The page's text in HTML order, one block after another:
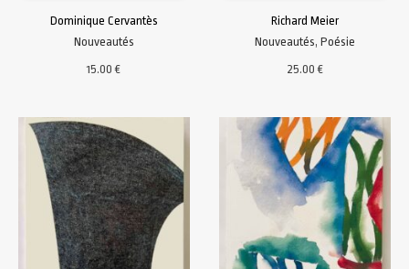
Dominique Cervantès
Nouveautés
15.00€
Richard Meier
Nouveautés,Poésie
25.00€